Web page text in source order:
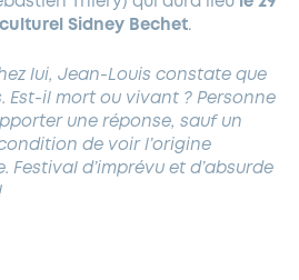
ARBORÉ
Sidney Bechet.
lui, Jean-Louis constate que
Est-il mort ou vivant ? Personne
une réponse, sauf un
de voir l’origine
Festival d’imprévu et d’absurde